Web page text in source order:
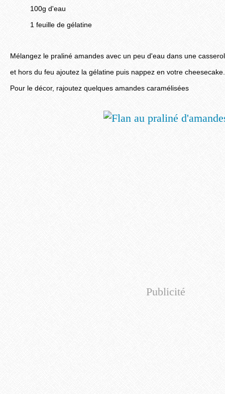
100g d'eau
1 feuille de gélatine
Mélangez le praliné amandes avec un peu d'eau dans une
et hors du feu ajoutez la gélatine puis nappez en votre
Pour le décor, rajoutez quelques amandes caramélisées
Publicité